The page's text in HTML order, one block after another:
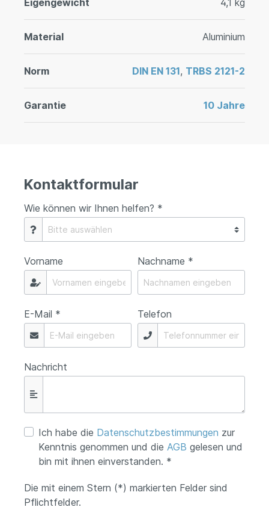
Eigengewicht 4,1 kg
Material Aluminium
Norm DIN EN 131, TRBS 2121-2
Garantie 10 Jahre
Kontaktformular
Wie können wir Ihnen helfen? *
Vorname Nachname *
E-Mail * Telefon
Nachricht
Ich habe die Datenschutzbestimmungen zur
Kenntnis genommen und die AGB gelesen und
bin mit ihnen einverstanden. *
Die mit einem Stern (*) markierten Felder sind
Pflichtfelder.